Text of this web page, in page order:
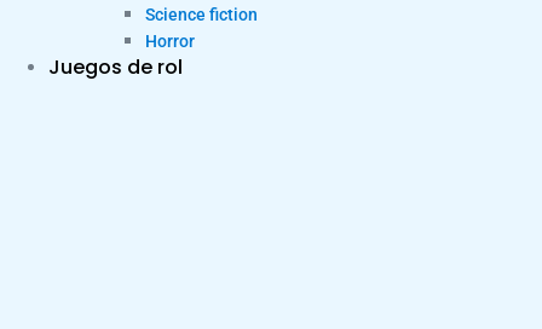
Science fiction
Horror
Juegos de rol